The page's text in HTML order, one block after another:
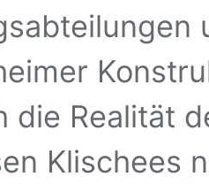
die Realität
Klischees